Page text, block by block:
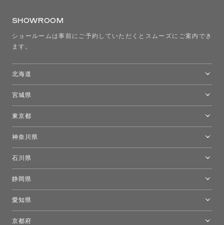
SHOWROOM
ショールームは事前にご予約していただくとスムーズにご案内でき
ます。
北海道
宮城県
東京都
モーイ東京
キーブー東京
FLOS｜フロスデザインスペース青山
神奈川県
石川県
静岡県
愛知県
京都府